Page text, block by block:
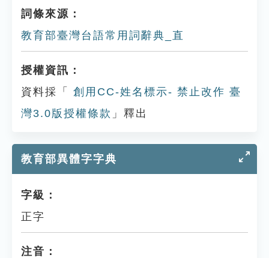
詞條來源：
教育部臺灣台語常用詞辭典_直
授權資訊：
資料採「
創用CC-姓名標示- 禁止改作 臺
灣3.0版授權條款 」釋出
教育部異體字字典
字級：
正字
注音：